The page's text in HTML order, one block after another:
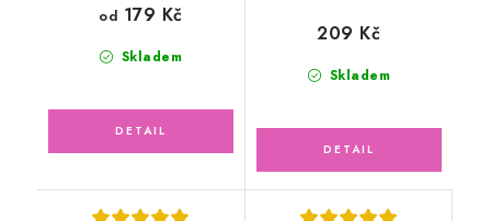
Skladem
od 179 Kč
Skladem
209 Kč